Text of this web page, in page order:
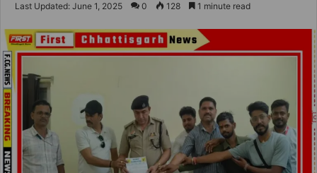
Last Updated: June 1, 2025 0 128 1 minute read